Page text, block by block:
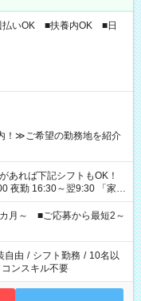
払いOK ■扶養内OK ■日
！≫ご希望の勤務地を紹介
16:30～翌9:30 「家族
て夕飯の準備がしたい」
、ご希望を教えてください
計で週40時間を超える場
カ月～ ■ご応募から最短2～
自由 / シフト勤務 / 10名以
ンスキル不要